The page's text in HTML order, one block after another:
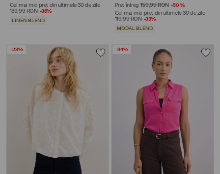
Cel mai mic preț din ultimele 30 de zile
139,99 RON -36%
LINEN BLEND
Preț întreg 159,99 RON -50%
Cel mai mic preț din ultimele 30 de zile
119,99 RON -33%
MODAL BLEND
-23% -34%